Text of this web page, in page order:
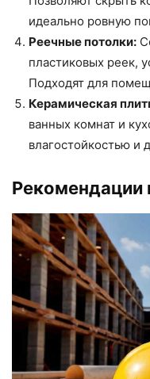
идеально ровную
Реечные потолки:
пластиковых реек,
Подходят для
Керамическая
ванных комнат и
влагостойкостью и
Рекомендации